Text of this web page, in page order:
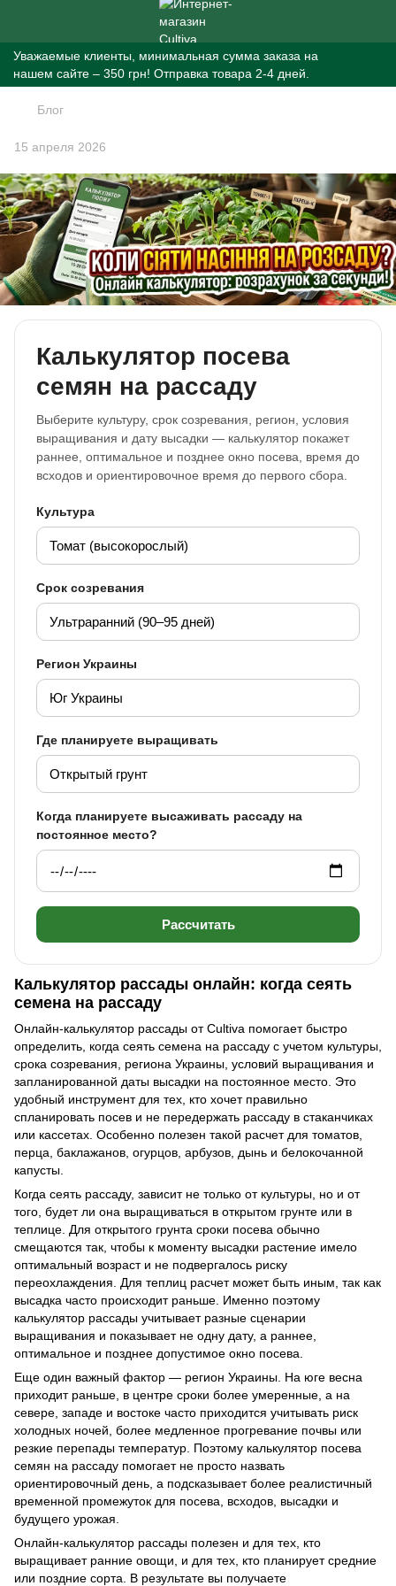
Уважаемые клиенты, минимальная сумма заказа на
нашем сайте – 350 грн! Отправка товара 2-4 дней.
Блог
15 апреля 2026
Калькулятор посева
семян на рассаду
Выберите культуру, срок созревания, регион, условия
выращивания и дату высадки — калькулятор покажет
раннее, оптимальное и позднее окно посева, время до
всходов и ориентировочное время до первого сбора.
Культура
Срок созревания
Регион Украины
Где планируете выращивать
Когда планируете высаживать рассаду на
постоянное место?
Рассчитать
Калькулятор рассады онлайн: когда сеять
семена на рассаду
Онлайн-калькулятор рассады от Cultiva помогает быстро
определить, когда сеять семена на рассаду с учетом культуры,
срока созревания, региона Украины, условий выращивания и
запланированной даты высадки на постоянное место. Это
удобный инструмент для тех, кто хочет правильно
спланировать посев и не передержать рассаду в стаканчиках
или кассетах. Особенно полезен такой расчет для томатов,
перца, баклажанов, огурцов, арбузов, дынь и белокочанной
капусты.
Когда сеять рассаду, зависит не только от культуры, но и от
того, будет ли она выращиваться в открытом грунте или в
теплице. Для открытого грунта сроки посева обычно
смещаются так, чтобы к моменту высадки растение имело
оптимальный возраст и не подвергалось риску
переохлаждения. Для теплиц расчет может быть иным, так как
высадка часто происходит раньше. Именно поэтому
калькулятор рассады учитывает разные сценарии
выращивания и показывает не одну дату, а раннее,
оптимальное и позднее допустимое окно посева.
Еще один важный фактор — регион Украины. На юге весна
приходит раньше, в центре сроки более умеренные, а на
севере, западе и востоке часто приходится учитывать риск
холодных ночей, более медленное прогревание почвы или
резкие перепады температур. Поэтому калькулятор посева
семян на рассаду помогает не просто назвать
ориентировочный день, а подсказывает более реалистичный
временной промежуток для посева, всходов, высадки и
будущего урожая.
Онлайн-калькулятор рассады полезен и для тех, кто
выращивает ранние овощи, и для тех, кто планирует средние
или поздние сорта. В результате вы получаете